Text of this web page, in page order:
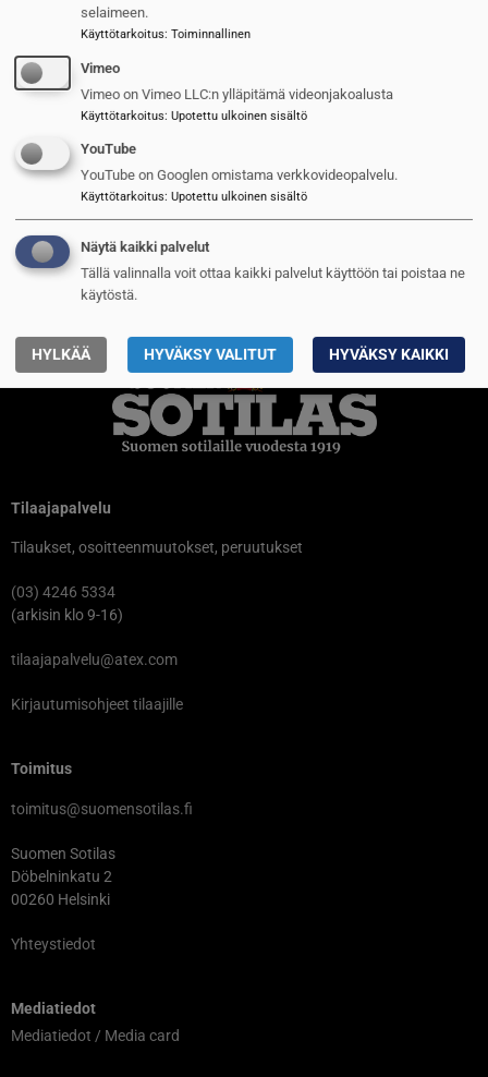
Itävalta pidentää asepalvelusta
2 Saab kasvaa hurjaa vauhtia
Puolustusvoimien kasarmien kunto
4 Tämä analyysi kannattaa lukea:
Ukrainan sodan opetukset ja
tulevaisuuden sota
TILAAJILLE
5 Suru tarttuu myös sotilassoittajaan
Tilaajapalvelu
Tilaukset, osoitteenmuutokset, peruutukset
(03) 4246 5334
(arkisin klo 9-16)
tilaajapalvelu@atex.com
Kirjautumisohjeet tilaajille
Toimitus
toimitus@suomensotilas.fi
Suomen Sotilas
Döbelninkatu 2
00260 Helsinki
Yhteystiedot
Mediatiedot
Mediatiedot / Media card
selaimeen.
Käyttötarkoitus: Toiminnallinen
Vimeo
Vimeo on Vimeo LLC:n ylläpitämä videonjakoalusta
Käyttötarkoitus: Upotettu ulkoinen sisältö
YouTube
YouTube on Googlen omistama verkkovideopalvelu.
Käyttötarkoitus: Upotettu ulkoinen sisältö
Näytä kaikki palvelut
Tällä valinnalla voit ottaa kaikki palvelut käyttöön tai poistaa ne
käytöstä.
HYLKÄÄ HYVÄKSY VALITUT HYVÄKSY KAIKKI